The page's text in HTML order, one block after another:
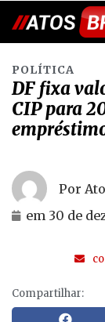
POLÍTICA
DF fixa
CIP para
Por
em 30 de
Compartilhar: